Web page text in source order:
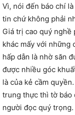
Vì, nói đến báo chí
tin chứ không phải
Giá trị cao quý nghề
khác mấy với những
hấp dẫn là nhờ săn
được nhiều góc
là của kẻ cầm
trung thực thì tờ báo
người đọc quý